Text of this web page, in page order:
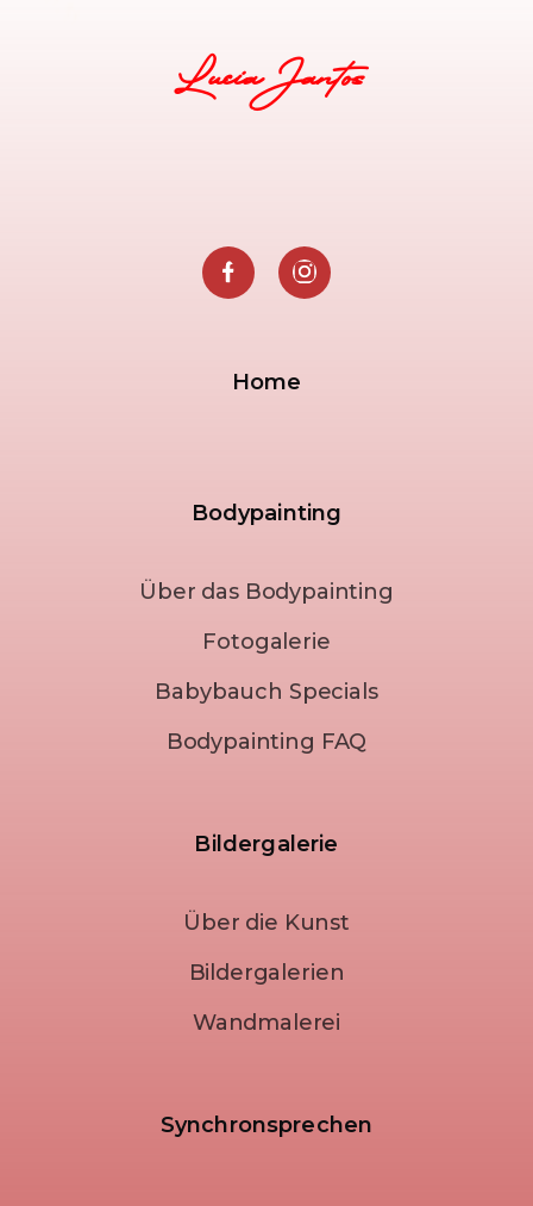
Lucia Jantos
Home
Bodypainting
Über das Bodypainting
Fotogalerie
Babybauch Specials
Bodypainting FAQ
Bildergalerie
Über die Kunst
Bildergalerien
Wandmalerei
Synchronsprechen